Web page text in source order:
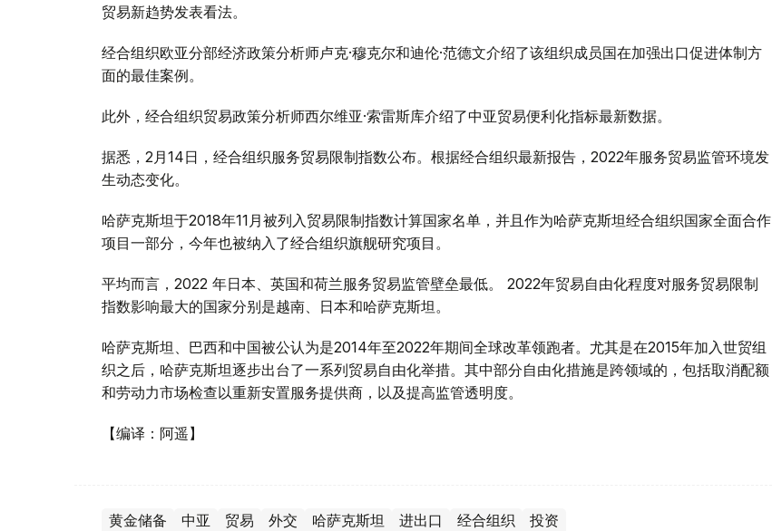
贸易新趋势发表看法。
经合组织欧亚分部经济政策分析师卢克·穆克尔和迪伦·范德文介绍了该组织成员国在加强出口促进体制方
面的最佳案例。
此外，经合组织贸易政策分析师西尔维亚·索雷斯库介绍了中亚贸易便利化指标最新数据。
据悉，2月14日，经合组织服务贸易限制指数公布。根据经合组织最新报告，2022年服务贸易监管环境发
生动态变化。
哈萨克斯坦于2018年11月被列入贸易限制指数计算国家名单，并且作为哈萨克斯坦经合组织国家全面合作
项目一部分，今年也被纳入了经合组织旗舰研究项目。
平均而言，2022 年日本、英国和荷兰服务贸易监管壁垒最低。 2022年贸易自由化程度对服务贸易限制
指数影响最大的国家分别是越南、日本和哈萨克斯坦。
哈萨克斯坦、巴西和中国被公认为是2014年至2022年期间全球改革领跑者。尤其是在2015年加入世贸组
织之后，哈萨克斯坦逐步出台了一系列贸易自由化举措。其中部分自由化措施是跨领域的，包括取消配额
和劳动力市场检查以重新安置服务提供商，以及提高监管透明度。
【编译：阿遥】
黄金储备 中亚 贸易 外交 哈萨克斯坦 进出口 经合组织 投资